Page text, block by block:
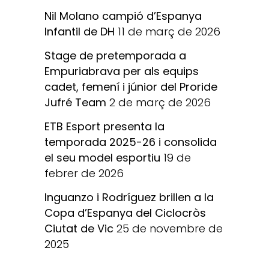
Nil Molano campió d’Espanya
Infantil de DH 11 de març de 2026
Stage de pretemporada a
Empuriabrava per als equips
cadet, femení i júnior del Proride
Jufré Team 2 de març de 2026
ETB Esport presenta la
temporada 2025-26 i consolida
el seu model esportiu 19 de
febrer de 2026
Inguanzo i Rodríguez brillen a la
Copa d’Espanya del Ciclocròs
Ciutat de Vic 25 de novembre de
2025